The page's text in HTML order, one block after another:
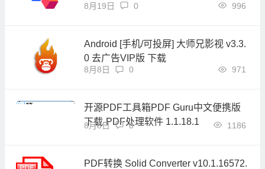
8月19日 996
0
Android [手机/可投屏] 大师兄影视 v3.3.
0 去广告VIP版 下载
8月8日 971
0
开源PDF工具箱PDF Guru中文便携版
下载-PDF处理软件 1.1.18.1
8月8日 1186
0
PDF转换 Solid Converter v10.1.16572.